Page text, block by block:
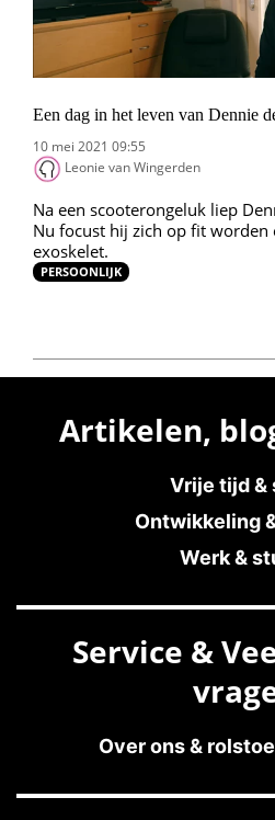
Een dag in het leven van Dennie
10 mei 2021 09:55
Leonie van Wingerden
Na een scooterongeluk liep
Nu focust hij zich op fit worden
exoskelet.
PERSOONLIJK
Artikelen,
Vrije tijd &
Ontwikkeling
Werk &
Service &
Over ons &